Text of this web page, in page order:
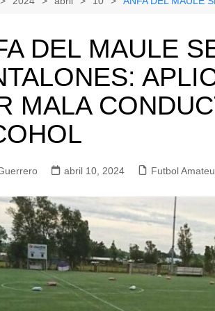
Boxeo
Licantén
Rauco
Sagrada Familia
DEL MAULE
MALA
abril 10, 2024 Futbol